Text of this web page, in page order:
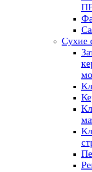
Сухие